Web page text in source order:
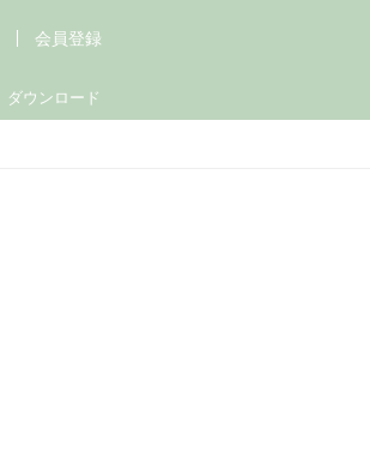
ダウンロード
会員登録